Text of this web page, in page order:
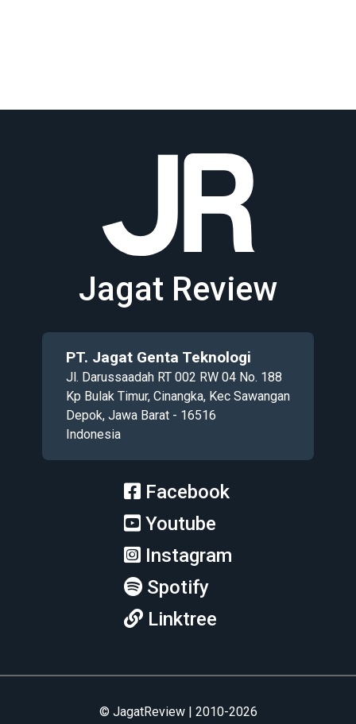
Jagat Review
PT. Jagat Genta Teknologi
Jl. Darussaadah RT 002 RW 04 No. 188
Kp Bulak Timur, Cinangka, Kec Sawangan
Depok, Jawa Barat - 16516
Indonesia
Facebook
Youtube
Instagram
Spotify
Linktree
© JagatReview | 2010-2026